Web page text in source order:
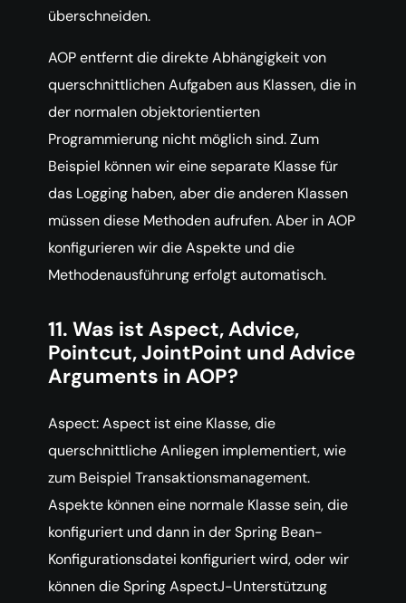
überschneiden.
AOP entfernt die direkte Abhängigkeit von
querschnittlichen Aufgaben aus Klassen, die in
der normalen objektorientierten
Programmierung nicht möglich sind. Zum
Beispiel können wir eine separate Klasse für
das Logging haben, aber die anderen Klassen
müssen diese Methoden aufrufen. Aber in AOP
konfigurieren wir die Aspekte und die
Methodenausführung erfolgt automatisch.
11. Was ist Aspect, Advice,
Pointcut, JointPoint und Advice
Arguments in AOP?
Aspect: Aspect ist eine Klasse, die
querschnittliche Anliegen implementiert, wie
zum Beispiel Transaktionsmanagement.
Aspekte können eine normale Klasse sein, die
konfiguriert und dann in der Spring Bean-
Konfigurationsdatei konfiguriert wird, oder wir
können die Spring AspectJ-Unterstützung